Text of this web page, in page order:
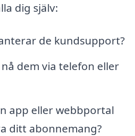
dig själv:
de kundsupport?
dem via telefon eller
app eller webbportal
ditt abonnemang?